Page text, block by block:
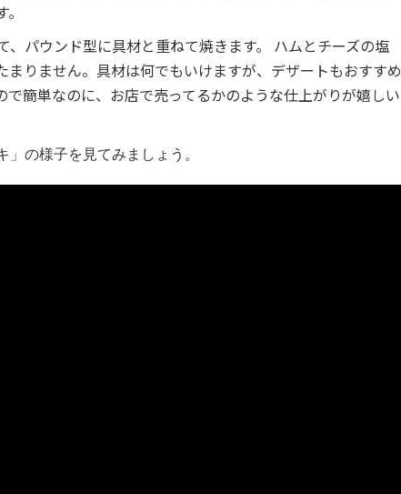
、パウンド型に具材と重ねて焼きます。 ハムとチーズの塩
まりません。具材は何でもいけますが、デザートもおすすめ
で簡単なのに、お店で売ってるかのような仕上がりが嬉しい
の様子を見てみましょう。